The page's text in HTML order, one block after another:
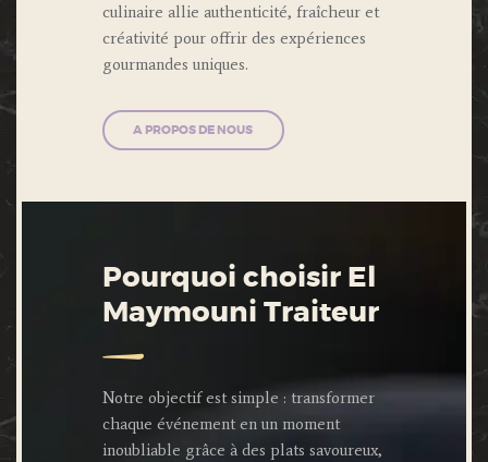
culinaire allie authenticité, fraîcheur et
créativité pour offrir des expériences
gourmandes uniques.
A PROPOS DE NOUS
Pourquoi choisir El
Maymouni Traiteur
Notre objectif est simple : transformer
chaque événement en un moment
inoubliable grâce à des plats savoureux,